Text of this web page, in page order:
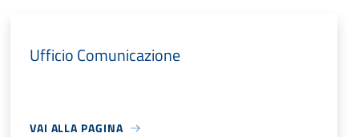
Ufficio Comunicazione
VAI ALLA PAGINA